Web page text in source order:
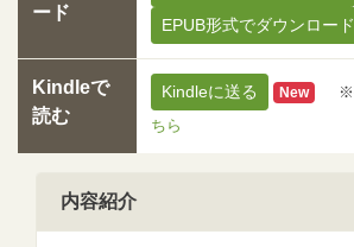
ード
EPUB形式でダウンロード
Kindleで
読む
Kindleに送る New ※
ちら
内容紹介